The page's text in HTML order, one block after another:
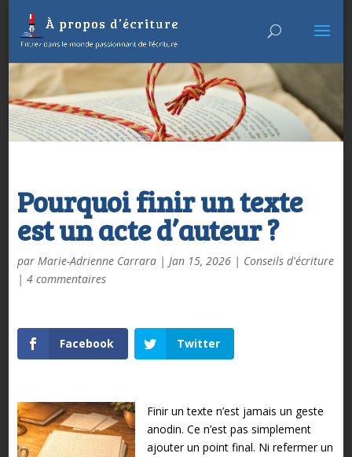
Pourquoi finir un texte
est un acte d’auteur ?
par Marie-Adrienne Carrara| Jan 15, 2026| Conseils d'écriture
| 4 commentaires
Facebook Twitter
Finir un texte n’est jamais un geste
anodin. Ce n’est pas simplement
ajouter un point final. Ni refermer un